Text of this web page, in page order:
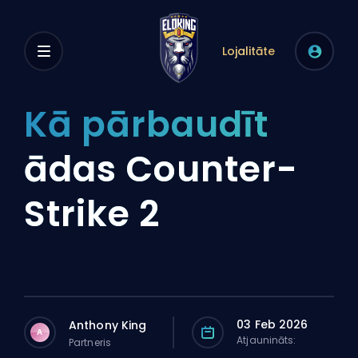
Lojalitāte
Kā pārbaudīt
ādas Counter-
Strike 2
A Anthony King
Partneris
03 Feb 2026
Atjaunināts: